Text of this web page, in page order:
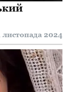
листопада 2024